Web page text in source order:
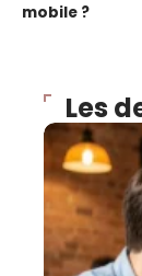
mobile ?
Les